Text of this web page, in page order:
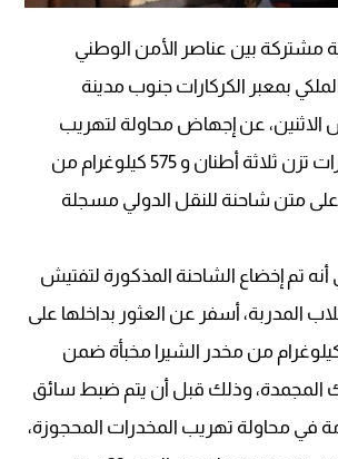
مشتركة بين عناصر الأمن الوطني
بمعبر الكركارات جنوب مدينة
الاثنين، عن إجهاض محاولة لتهريب
شحنات من المخدرات تزن ثلاثة أطنان و 575 كيلوغرام من
على متن شاحنة للنقل الدولي مسجلة
تم إخضاع الشاحنة المذكورة لتفتيش
المدربة، أسفر عن العثور بداخلها على
أطنان و 575 كيلوغرام من مخدر الشيرا مخبأة ضمن
المجمدة، وذلك قبل أن يتم ضبط سائق
في محاولة تهريب المخدرات المحجوزة،